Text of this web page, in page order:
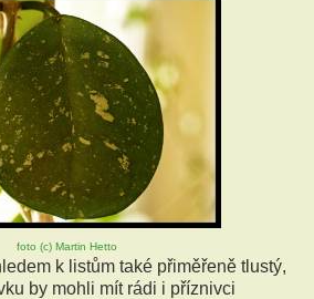
foto (c) Martin Hetto
k listům také přiměřeně tlustý,
by mohli mít rádi i příznivci